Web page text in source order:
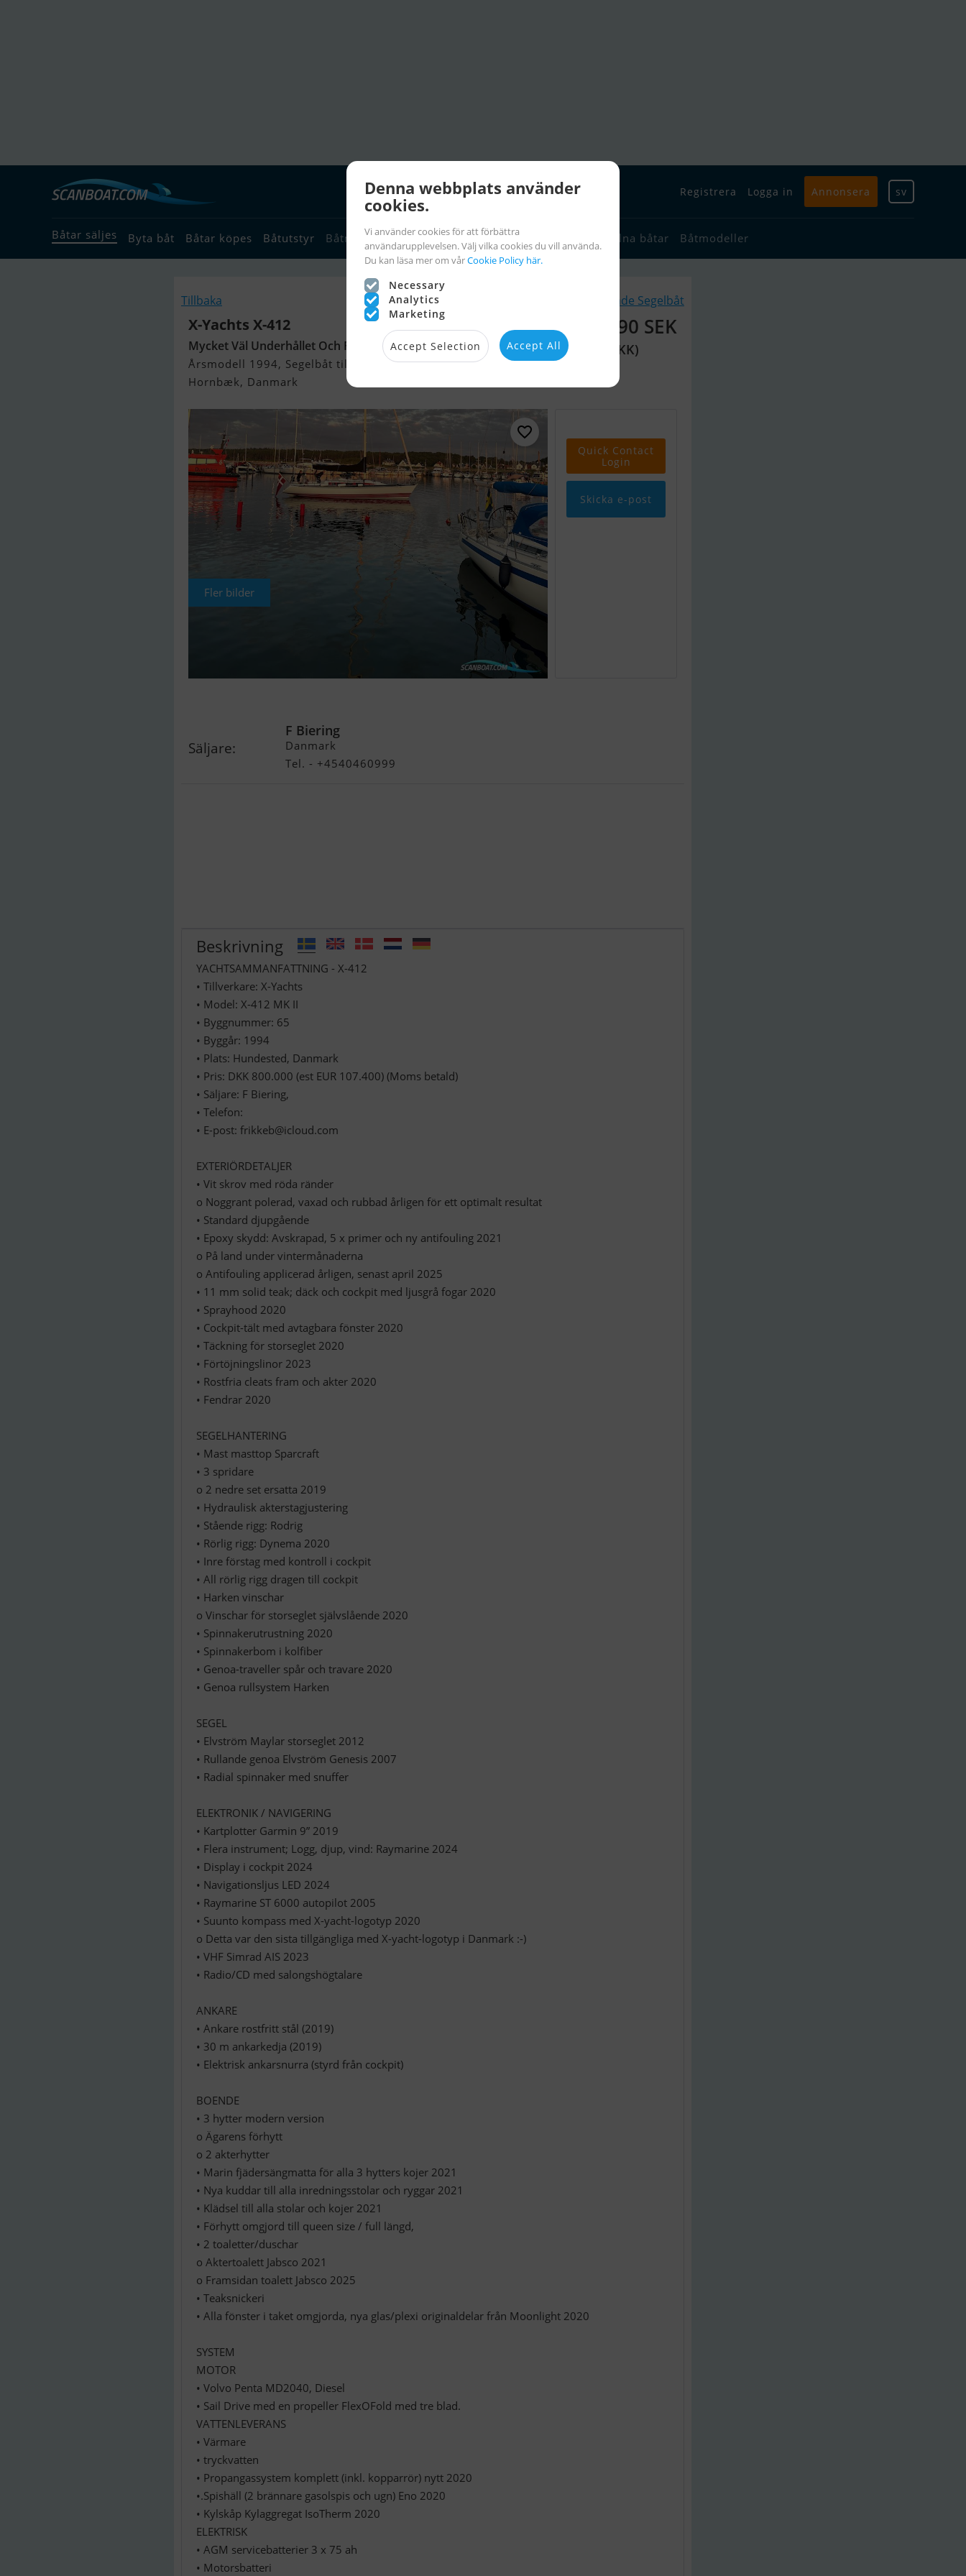
Registrera Logga in Annonsera sv
Båtar säljes Byta båt Båtar köpes Båtutstyr Båtmäklare Seglarlänkar Chartra Stulna båtar Båtmodeller
Tillbaka Liknande Segelbåt
X-Yachts X-412
Mycket Väl Underhållet Och Flera Nyliga Uppgraderingar
Årsmodell 1994, Segelbåt till salu
Hornbæk, Danmark
1 156 390 SEK
(800 000 DKK)
Fler bilder
Quick Contact
Login
Skicka e-post
Säljare:
F Biering
Danmark
Tel. - +4540460999
Beskrivning
YACHTSAMMANFATTNING - X-412
• Tillverkare: X-Yachts
• Model: X-412 MK II
• Byggnummer: 65
• Byggår: 1994
• Plats: Hundested, Danmark
• Pris: DKK 800.000 (est EUR 107.400) (Moms betald)
• Säljare: F Biering,
• Telefon:
• E-post: frikkeb@icloud.com
EXTERIÖRDETALJER
• Vit skrov med röda ränder
o Noggrant polerad, vaxad och rubbad årligen för ett optimalt resultat
• Standard djupgående
• Epoxy skydd: Avskrapad, 5 x primer och ny antifouling 2021
o På land under vintermånaderna
o Antifouling applicerad årligen, senast april 2025
• 11 mm solid teak; däck och cockpit med ljusgrå fogar 2020
• Sprayhood 2020
• Cockpit-tält med avtagbara fönster 2020
• Täckning för storseglet 2020
• Förtöjningslinor 2023
• Rostfria cleats fram och akter 2020
• Fendrar 2020
SEGELHANTERING
• Mast masttop Sparcraft
• 3 spridare
o 2 nedre set ersatta 2019
• Hydraulisk akterstagjustering
• Stående rigg: Rodrig
• Rörlig rigg: Dynema 2020
• Inre förstag med kontroll i cockpit
• All rörlig rigg dragen till cockpit
• Harken vinschar
o Vinschar för storseglet självslående 2020
• Spinnakerutrustning 2020
• Spinnakerbom i kolfiber
• Genoa-traveller spår och travare 2020
• Genoa rullsystem Harken
SEGEL
• Elvström Maylar storseglet 2012
• Rullande genoa Elvström Genesis 2007
• Radial spinnaker med snuffer
ELEKTRONIK / NAVIGERING
• Kartplotter Garmin 9” 2019
• Flera instrument; Logg, djup, vind: Raymarine 2024
• Display i cockpit 2024
• Navigationsljus LED 2024
• Raymarine ST 6000 autopilot 2005
• Suunto kompass med X-yacht-logotyp 2020
o Detta var den sista tillgängliga med X-yacht-logotyp i Danmark :-)
• VHF Simrad AIS 2023
• Radio/CD med salongshögtalare
ANKARE
• Ankare rostfritt stål (2019)
• 30 m ankarkedja (2019)
• Elektrisk ankarsnurra (styrd från cockpit)
BOENDE
• 3 hytter modern version
o Ägarens förhytt
o 2 akterhytter
• Marin fjädersängmatta för alla 3 hytters kojer 2021
• Nya kuddar till alla inredningsstolar och ryggar 2021
• Klädsel till alla stolar och kojer 2021
• Förhytt omgjord till queen size / full längd,
• 2 toaletter/duschar
o Aktertoalett Jabsco 2021
o Framsidan toalett Jabsco 2025
• Teaksnickeri
• Alla fönster i taket omgjorda, nya glas/plexi originaldelar från Moonlight 2020
SYSTEM
MOTOR
• Volvo Penta MD2040, Diesel
• Sail Drive med en propeller FlexOFold med tre blad.
VATTENLEVERANS
• Värmare
• tryckvatten
• Propangassystem komplett (inkl. kopparrör) nytt 2020
•.Spishäll (2 brännare gasolspis och ugn) Eno 2020
• Kylskåp Kylaggregat IsoTherm 2020
ELEKTRISK
• AGM servicebatterier 3 x 75 ah
• Motorsbatteri
Denna webbplats använder
cookies.
Vi använder cookies för att förbättra
användarupplevelsen. Välj vilka cookies du vill använda.
Du kan läsa mer om vårCookie Policy här.
Necessary
Analytics
Marketing
Accept Selection Accept All